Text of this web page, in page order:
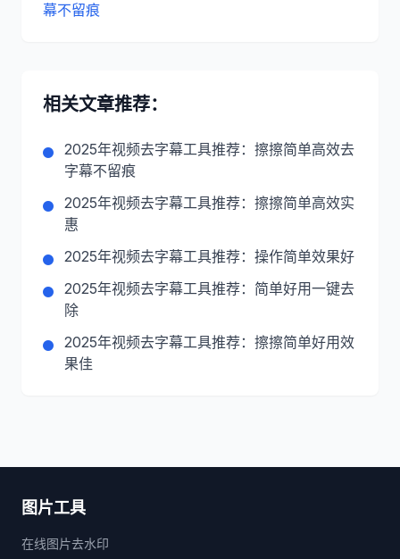
幕不留痕
相关文章推荐：
2025年视频去字幕工具推荐：擦擦简单高效去
字幕不留痕
2025年视频去字幕工具推荐：擦擦简单高效实
惠
2025年视频去字幕工具推荐：操作简单效果好
2025年视频去字幕工具推荐：简单好用一键去
除
2025年视频去字幕工具推荐：擦擦简单好用效
果佳
图片工具
在线图片去水印